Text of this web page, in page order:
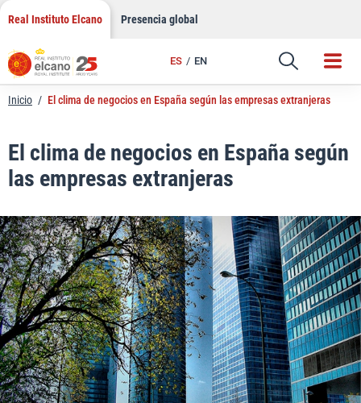
Saltar
contenido
Real Instituto Elcano Presencia global
ES EN
Enlace
Inicio / El clima de negocios en España según las empresas extranjeras
El clima de negocios en España según
las empresas extranjeras